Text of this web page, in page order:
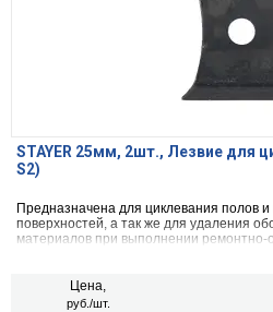
STAYER 25мм, 2шт., Лезвие для
S2)
Предназначена для циклевания полов
поверхностей, а так же для удаления
материалов при выполнении ремонтно-
Цена,
руб./шт.